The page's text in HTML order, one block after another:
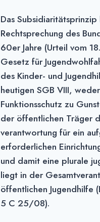
Das
Rechtsprechung des
60er Jahre (Urteil vom
Gesetz für
des Kinder- und
heutigen SGB VIII,
Funktionsschutz zu
der öffentlichen Träger
verantwortung für ein
erforderlichen
und damit eine plurale
liegt in der
öffentlichen Jugendhilfe
5 C 25/08).